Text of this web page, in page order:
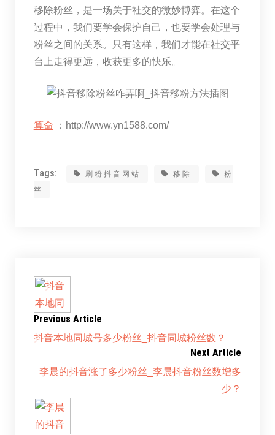
移除粉丝，是一场关于社交的微妙博弈。在这个
过程中，我们要学会保护自己，也要学会处理与
粉丝之间的关系。只有这样，我们才能在社交平
台上走得更远，收获更多的快乐。
算命 ：http://www.yn1588.com/
Tags: 刷粉抖音网站 移除
粉
丝
Previous Article
抖音本地同城号多少粉丝_抖音同城粉丝数？
Next Article
李晨的抖音涨了多少粉丝_李晨抖音粉丝数增多
少？